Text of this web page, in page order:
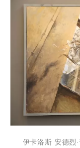
伊卡洛斯 安德